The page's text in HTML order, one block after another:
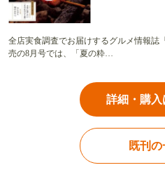
全店実食調査でお届けするグルメ情報誌
売の8月号では、「夏の粋…
詳細・購入
既刊